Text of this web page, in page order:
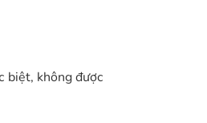
biệt, không được